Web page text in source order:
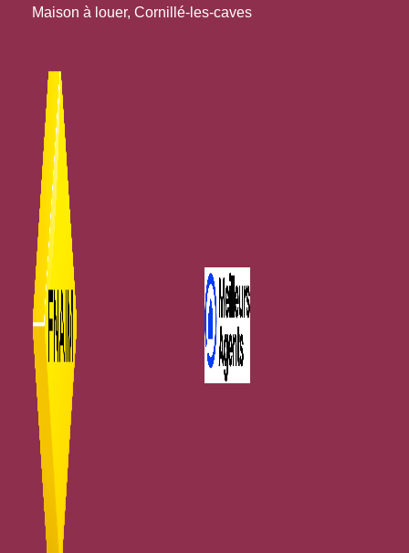
Maison à louer, Cornillé-les-caves